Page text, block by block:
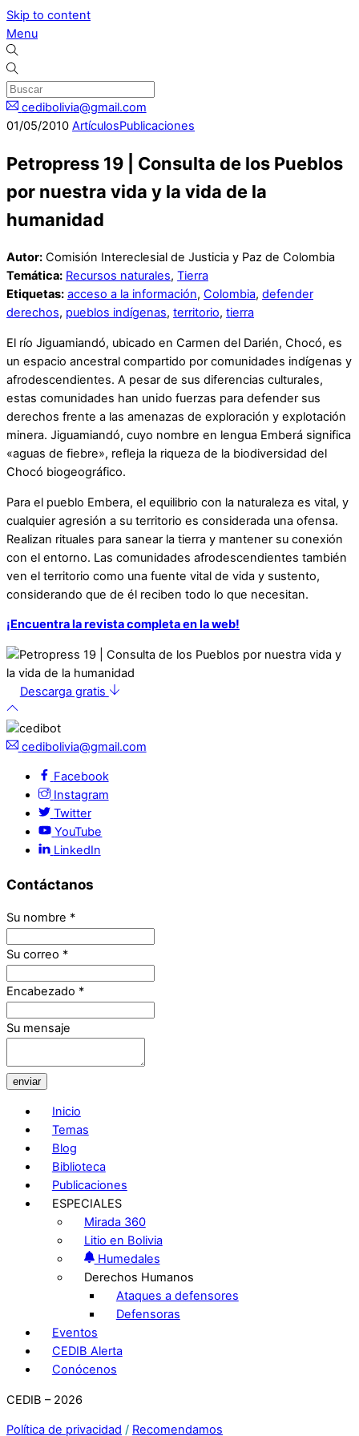
Skip to content
Menu
cedibolivia@gmail.com
01/05/2010 ArtículosPublicaciones
Petropress 19 | Consulta de los Pueblos
por nuestra vida y la vida de la
humanidad
Autor: Comisión Intereclesial de Justicia y Paz de Colombia
Temática: Recursos naturales, Tierra
Etiquetas: acceso a la información, Colombia, defender
derechos, pueblos indígenas, territorio, tierra
El río Jiguamiandó, ubicado en Carmen del Darién, Chocó, es
un espacio ancestral compartido por comunidades indígenas y
afrodescendientes. A pesar de sus diferencias culturales,
estas comunidades han unido fuerzas para defender sus
derechos frente a las amenazas de exploración y explotación
minera. Jiguamiandó, cuyo nombre en lengua Emberá significa
«aguas de fiebre», refleja la riqueza de la biodiversidad del
Chocó biogeográfico.
Para el pueblo Embera, el equilibrio con la naturaleza es vital, y
cualquier agresión a su territorio es considerada una ofensa.
Realizan rituales para sanear la tierra y mantener su conexión
con el entorno. Las comunidades afrodescendientes también
ven el territorio como una fuente vital de vida y sustento,
considerando que de él reciben todo lo que necesitan.
¡Encuentra la revista completa en la web!
Descarga gratis
cedibolivia@gmail.com
Facebook
Instagram
Twitter
YouTube
LinkedIn
Contáctanos
Su nombre *
Su correo *
Encabezado *
Su mensaje
enviar
Inicio
Temas
Blog
Biblioteca
Publicaciones
ESPECIALES
Mirada 360
Litio en Bolivia
Humedales
Derechos Humanos
Ataques a defensores
Defensoras
Eventos
CEDIB Alerta
Conócenos
CEDIB – 2026
Política de privacidad / Recomendamos